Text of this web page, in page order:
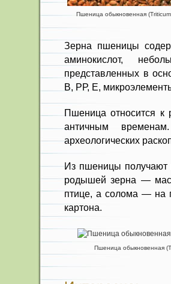
Пшеница обыкновенная
Зерна пшеницы
амино­кислот,
представленных в
В, РР, Е,
Пшеница относится к
античным
археологических
Из пшеницы получают
родышей зерна —
птице, а солома — на
картона.
Пшеница обыкновенная